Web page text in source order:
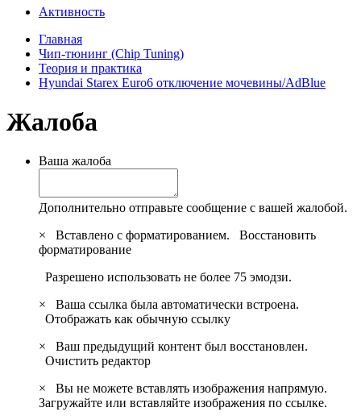
Активность
Главная
Чип-тюнинг (Chip Tuning)
Теория и практика
Hyundai Starex Euro6 отключение мочевины/AdBlue
Жалоба
Ваша жалоба
Дополнительно отправьте сообщение с вашей жалобой.
×
Вставлено с форматированием. Восстановить
форматирование
Разрешено использовать не более 75 эмодзи.
×
Ваша ссылка была автоматически встроена.
Отображать как обычную ссылку
×
Ваш предыдущий контент был восстановлен.
Очистить редактор
×
Вы не можете вставлять изображения напрямую.
Загружайте или вставляйте изображения по ссылке.